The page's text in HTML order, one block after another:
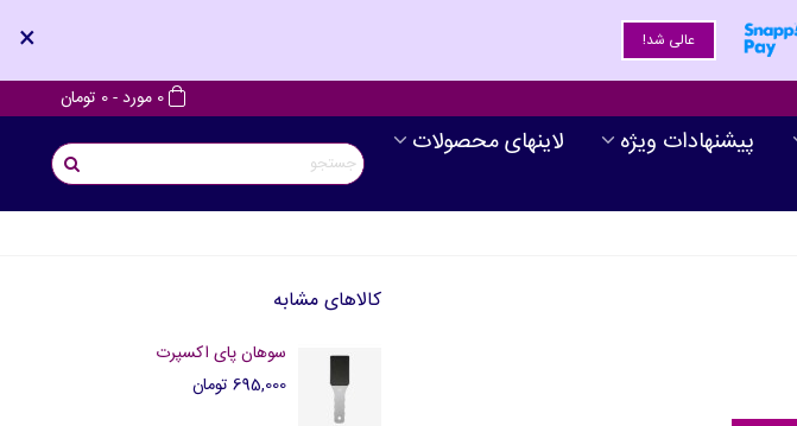
عالی شد! ×
0 مورد-0 تومان
پیشنهادات ویژه
لاینهای محصولات
کالاهای مشابه
سوهان پای اکسپرت
695,000 تومان